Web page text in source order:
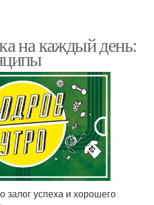
на каждый день:
залог успеха и хорошего